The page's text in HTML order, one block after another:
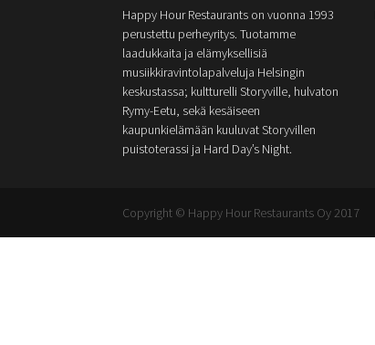
Happy Hour Restaurants on vuonna 1993
perustettu perheyritys. Tuotamme
laadukkaita ja elämyksellisiä
musiikkiravintolapalveluja Helsingin
keskustassa; kultturelli Storyville, hulvaton
Rymy-Eetu, sekä kesäiseen
kaupunkielämään kuuluvat Storyvillen
puistoterassi ja Hard Day’s Night.
Copyright © Happy Hour Restaurants Oy 2017